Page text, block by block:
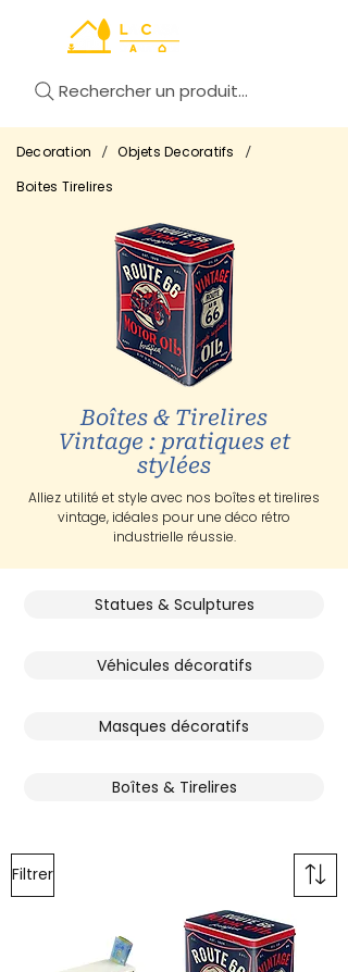
Rechercher un produit...
Decoration / Objets Decoratifs /
Boites Tirelires
Boîtes & Tirelires
Vintage : pratiques et
stylées
Alliez utilité et style avec nos boîtes et tirelires
vintage, idéales pour une déco rétro
industrielle réussie.
Statues & Sculptures
Véhicules décoratifs
Masques décoratifs
Boîtes & Tirelires
Filtrer